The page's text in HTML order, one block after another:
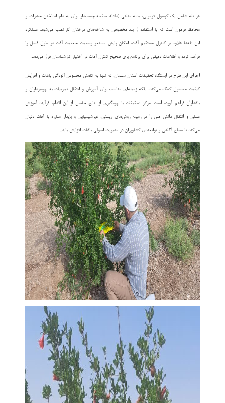
هر تله شامل یک کپسول فرمونی، بدنه مثلثی (دلتا)، صفحه چسب‌دار برای به دام انداختن حشرات و
محافظ فرمون است که با استفاده از بند مخصوص به شاخه‌های درختان انار نصب می‌شود. عملکرد
این تله‌ها علاوه بر کنترل مستقیم آفت، امکان پایش مستمر وضعیت جمعیت آفت در طول فصل را
فراهم کرده و اطلاعات دقیقی برای برنامه‌ریزی صحیح کنترل آفات در اختیار کارشناسان قرار می‌دهد.
اجرای این طرح در ایستگاه تحقیقات استان سمنان، نه تنها به کاهش محسوس آلودگی باغات و افزایش
کیفیت محصول کمک می‌کند، بلکه زمینه‌ای مناسب برای آموزش و انتقال تجربیات به بهره‌برداران و
باغداران فراهم آورده است. مرکز تحقیقات با بهره‌گیری از نتایج حاصل از این اقدام، فرآیند آموزش
عملی و انتقال دانش فنی را در زمینه روش‌های زیستی، غیرشیمیایی و پایدار مبارزه با آفات دنبال
می‌کند تا سطح آگاهی و توانمندی کشاورزان در مدیریت اصولی باغات افزایش یابد.